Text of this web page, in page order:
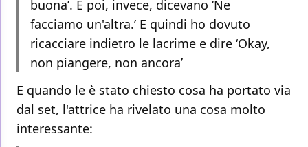
buona’. E poi, invece, dicevano ‘Ne
facciamo un'altra.’ E quindi ho dovuto
ricacciare indietro le lacrime e dire ‘Okay,
non piangere, non ancora’
E quando le è stato chiesto cosa ha portato via
dal set, l'attrice ha rivelato una cosa molto
interessante: